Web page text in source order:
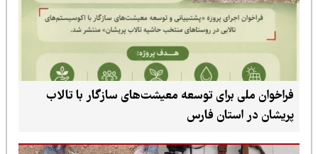
فراخوان ملی برای توسعه معیشت‌های سازگار با تالاب
پریشان در استان فارس